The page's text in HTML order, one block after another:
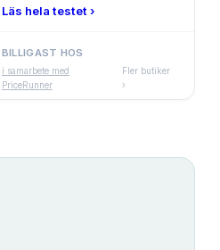
Läs hela testet ›
BILLIGAST HOS
i samarbete med
PriceRunner
Fler butiker
›